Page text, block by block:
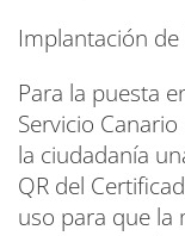
Implantación
Para la puesta
Servicio
la ciudadanía
QR del
uso para que la